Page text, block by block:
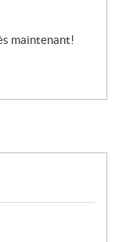
maintenant!